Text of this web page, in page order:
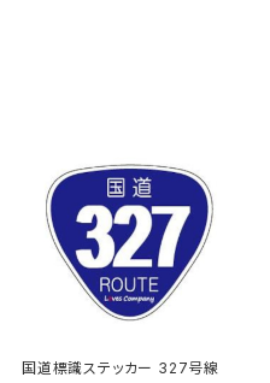
国道標識ステッカー 327号線